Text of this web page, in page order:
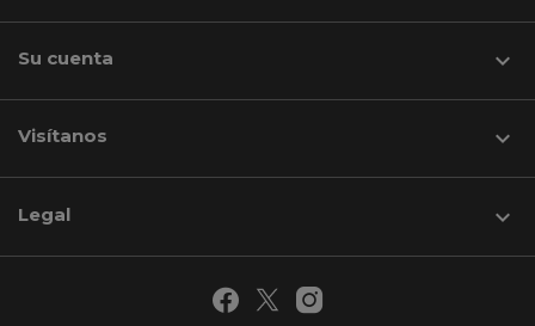
Su cuenta 
Visítanos keyboard_arrow_down
Legal 